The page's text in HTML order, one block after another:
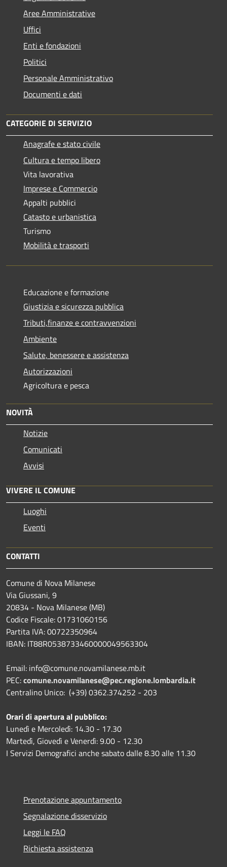
Aree Amministrative
Uffici
Enti e fondazioni
Politici
Personale Amministrativo
Documenti e dati
CATEGORIE DI SERVIZIO
Anagrafe e stato civile
Cultura e tempo libero
Vita lavorativa
Imprese e Commercio
Appalti pubblici
Catasto e urbanistica
Turismo
Mobilità e trasporti
Educazione e formazione
Giustizia e sicurezza pubblica
Tributi,finanze e contravvenzioni
Ambiente
Salute, benessere e assistenza
Autorizzazioni
Agricoltura e pesca
NOVITÀ
Notizie
Comunicati
Avvisi
VIVERE IL COMUNE
Luoghi
Eventi
CONTATTI
Comune di Nova Milanese
Via Giussani, 9
20834 - Nova Milanese (MB)
Codice Fiscale: 01731060156
Partita IVA: 00722350964
IBAN: IT88R0538733460000049563304
Email: info@comune.novamilanese.mb.it
PEC:comune.novamilanese@pec.regione.lombardia.it
Centralino Unico: (+39) 0362.374252 - 203
Orari di apertura al pubblico:
Lunedì e Mercoledì: 14.30 - 17.30
Martedì, Giovedì e Venerdì: 9.00 - 12.30
I Servizi Demografici anche sabato dalle 8.30 alle 11.30
Prenotazione appuntamento
Segnalazione disservizio
Leggi le FAQ
Richiesta assistenza